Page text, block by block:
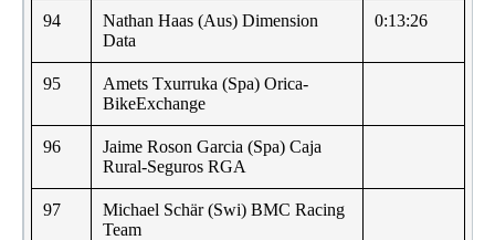
94
Nathan Haas (Aus) Dimension
Data
0:13:26
95
Amets Txurruka (Spa) Orica-
BikeExchange
96
Jaime Roson Garcia (Spa) Caja
Rural-Seguros RGA
97
Michael Schär (Swi) BMC Racing
Team